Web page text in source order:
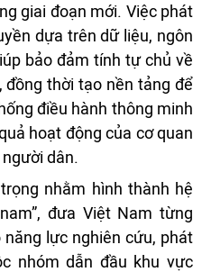
giai đoạn mới. Việc phát
dựa trên dữ liệu, ngôn
bảo đảm tính tự chủ về
đồng thời tạo nền tảng để
điều hành thông minh
hoạt động của cơ quan
dân.
nhằm hình thành hệ
đưa Việt Nam từng
lực nghiên cứu, phát
nhóm dẫn đầu khu vực